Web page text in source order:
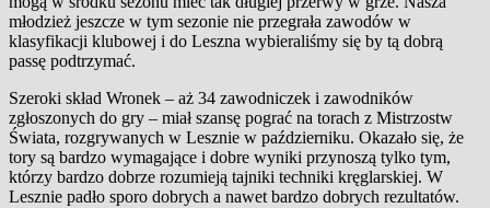
młodzież jeszcze w tym sezonie nie przegrała zawodów w
klasyfikacji klubowej i do Leszna wybieraliśmy się by tą dobrą
passę podtrzymać.
Szeroki skład Wronek – aż 34 zawodniczek i zawodników
zgłoszonych do gry – miał szansę pograć na torach z Mistrzostw
Świata, rozgrywanych w Lesznie w październiku. Okazało się, że
tory są bardzo wymagające i dobre wyniki przynoszą tylko tym,
którzy bardzo dobrze rozumieją tajniki techniki kręglarskiej. W
Lesznie padło sporo dobrych a nawet bardzo dobrych rezultatów.